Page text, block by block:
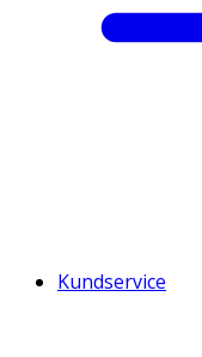
Kundservice